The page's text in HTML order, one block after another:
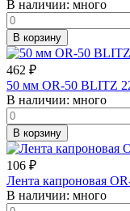
В наличии: много
В корзину
462 ₽
50 мм OR-50 BLITZ
В наличии: много
В корзину
106 ₽
Лента капроновая
В наличии: много